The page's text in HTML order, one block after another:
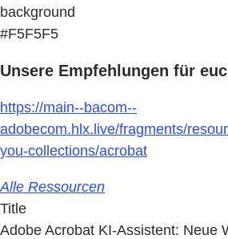
background
#F5F5F5
Unsere Empfehlungen für
https://main--bacom--
adobecom.hlx.live/fragments/
you-collections/acrobat
Alle Ressourcen
Title
Adobe Acrobat KI-Assistent: Neue